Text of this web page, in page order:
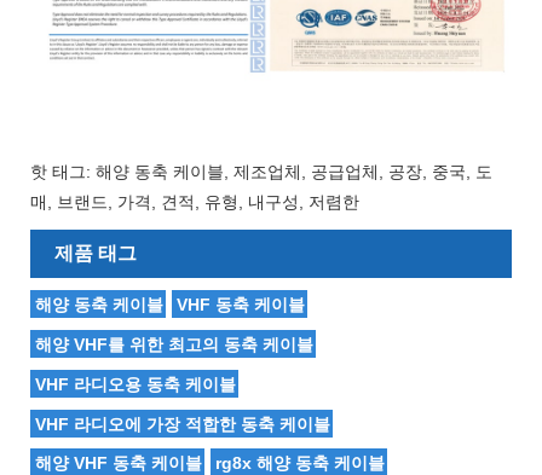
핫 태그: 해양 동축 케이블, 제조업체, 공급업체, 공장, 중국, 도
매, 브랜드, 가격, 견적, 유형, 내구성, 저렴한
제품 태그
해양 동축 케이블 VHF 동축 케이블
해양 VHF를 위한 최고의 동축 케이블
VHF 라디오용 동축 케이블
VHF 라디오에 가장 적합한 동축 케이블
해양 VHF 동축 케이블 rg8x 해양 동축 케이블